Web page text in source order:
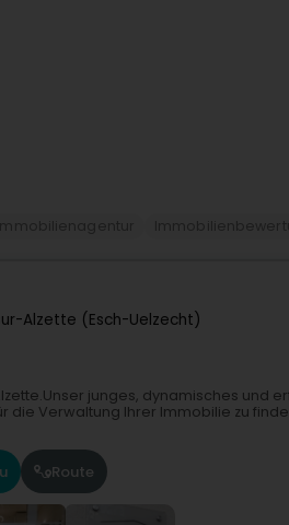
Alzette (Esch-Uelzecht)
junges, dynamisches und
die Verwaltung Ihrer Immobilie zu
Route